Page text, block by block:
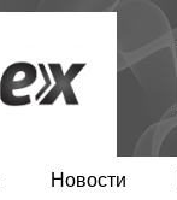
Новости